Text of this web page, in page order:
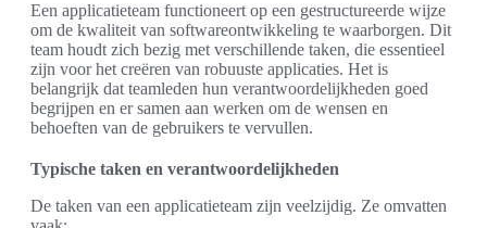
Een applicatieteam functioneert op een gestructureerde wijze
om de kwaliteit van softwareontwikkeling te waarborgen. Dit
team houdt zich bezig met verschillende taken, die essentieel
zijn voor het creëren van robuuste applicaties. Het is
belangrijk dat teamleden hun verantwoordelijkheden goed
begrijpen en er samen aan werken om de wensen en
behoeften van de gebruikers te vervullen.
Typische taken en verantwoordelijkheden
De taken van een applicatieteam zijn veelzijdig. Ze omvatten